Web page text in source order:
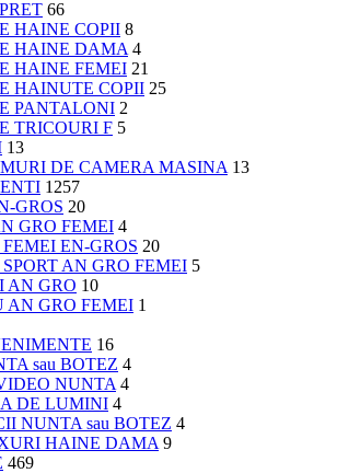
66
HAINE COPII 8
HAINE DAMA 4
HAINE FEMEI 21
HAINUTE COPII 25
PANTALONI 2
TRICOURI F 5
13
DE CAMERA MASINA 13
1257
GROS 20
GRO FEMEI 4
EN-GROS 20
AN GRO FEMEI 5
AN GRO 10
AN GRO FEMEI 1
16
sau BOTEZ 4
NUNTA 4
DE LUMINI 4
NUNTA sau BOTEZ 4
HAINE DAMA 9
469